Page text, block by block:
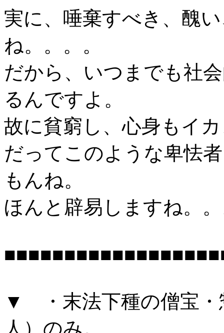
実に、唾棄すべき、醜
ね。。。。
だから、いつまでも社
るんですよ。
故に貧窮し、心身もイ
だってこのような卑怯
もんね。
ほんと辟易しますね。
▼ ・末法下種の僧宝・
人）のみ。